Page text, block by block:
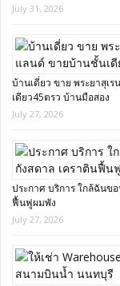
July 31, 2026
บ้านเดี่ยว ขาย พระยาสุเ
เดียว45ตรว บ้านมือสอง
July 27, 2026
ประกาศ บริการ ใกล้ฉันข
ฟื้นฟูผมพัง
July 27, 2026